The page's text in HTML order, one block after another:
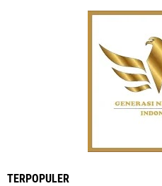
TERPOPULER